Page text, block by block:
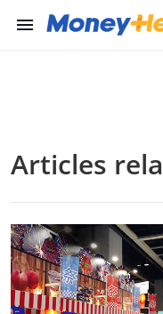
menu
Articles